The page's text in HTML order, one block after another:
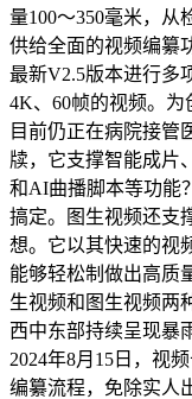
量100～350毫米，从
供给全面的视频编纂
最新V2.5版本进行多
4K、60帧的视频。为
目前仍正在病院接管
牍，它支撑智能成片
和AI曲播脚本等功能
搞定。图生视频还支
想。它以其快速的视
能够轻松制做出高质
生视频和图生视频两
西中东部持续呈现暴
2024年8月15日，视
编纂流程，免除实人